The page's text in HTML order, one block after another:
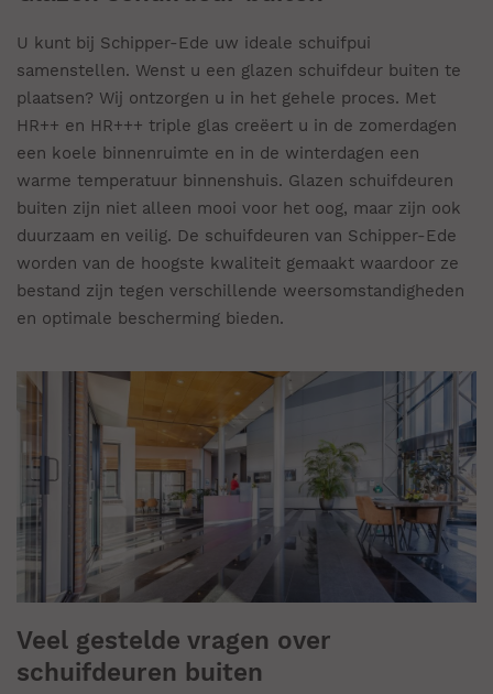
U kunt bij Schipper-Ede uw ideale schuifpui
samenstellen. Wenst u een glazen schuifdeur buiten te
plaatsen? Wij ontzorgen u in het gehele proces. Met
HR++ en HR+++ triple glas creëert u in de zomerdagen
een koele binnenruimte en in de winterdagen een
warme temperatuur binnenshuis. Glazen schuifdeuren
buiten zijn niet alleen mooi voor het oog, maar zijn ook
duurzaam en veilig. De schuifdeuren van Schipper-Ede
worden van de hoogste kwaliteit gemaakt waardoor ze
bestand zijn tegen verschillende weersomstandigheden
en optimale bescherming bieden.
Veel gestelde vragen over
schuifdeuren buiten